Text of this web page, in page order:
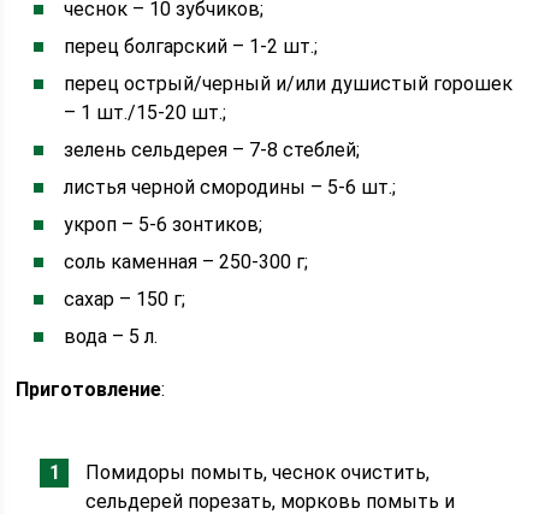
чеснок – 10 зубчиков;
перец болгарский – 1-2 шт.;
перец острый/черный и/или душистый горошек
– 1 шт./15-20 шт.;
зелень сельдерея – 7-8 стеблей;
листья черной смородины – 5-6 шт.;
укроп – 5-6 зонтиков;
соль каменная – 250-300 г;
сахар – 150 г;
вода – 5 л.
Приготовление:
Помидоры помыть, чеснок очистить,
сельдерей порезать, морковь помыть и